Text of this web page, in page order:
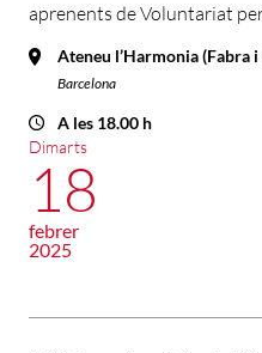
aprenents de Voluntariat
Ateneu l’Harmonia (Fabra
Barcelona
A les 18.00 h
Dimarts
18
febrer
2025